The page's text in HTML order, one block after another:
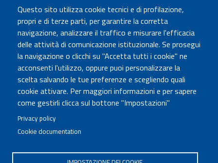
Questo sito utilizza cookie tecnici e di profilazione,
propri e di terze parti, per garantire la corretta
navigazione, analizzare il traffico e misurare l'efficacia
delle attività di comunicazione istituzionale. Se prosegui
la navigazione o clicchi su "Accetta tutti i cookie" ne
acconsenti l'utilizzo, oppure puoi personalizzare la
scelta salvando le tue preferenze e scegliendo quali
cookie attivare. Per maggiori informazioni e per sapere
come gestirli clicca sul bottone "Impostazioni"
Privacy policy
Cookie documentation
Amministrazione Trasparente
Atti di notifica
Albo online
Concorsi
COMUNICA CON NOI
Urp
Posta elettronica certificata
Sedi e contatti
Governo Italiano